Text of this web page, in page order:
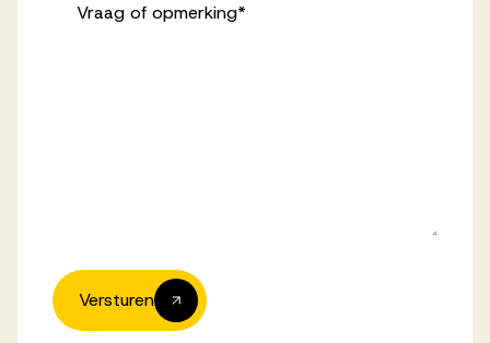
Vraag of opmerking*
Versturen